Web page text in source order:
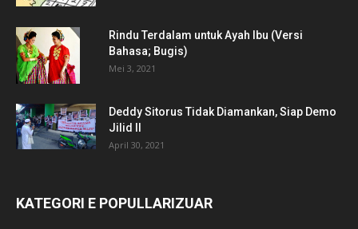
Rindu Terdalam untuk Ayah Ibu (Versi
Bahasa; Bugis)
Mei 3, 2021
Deddy Sitorus Tidak Diamankan, Siap Demo
Jilid II
April 30, 2021
KATEGORI E POPULLARIZUAR